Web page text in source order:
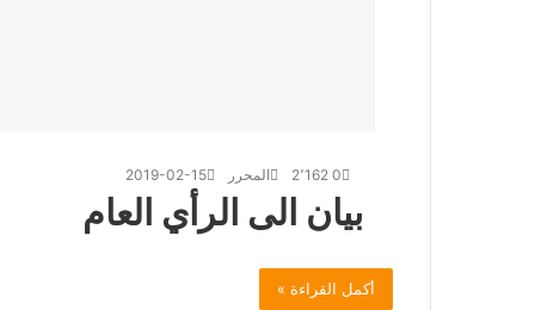
المحرر 2019-02-15 02٬162
بيان الى الرأي العام
أكمل القراءة »